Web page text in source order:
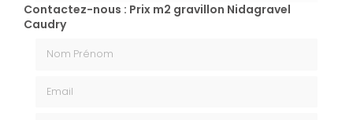
Contactez-nous : Prix m2 gravillon Nidagravel
Caudry